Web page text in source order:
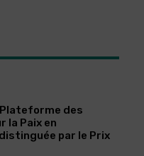
Plateforme des
la Paix en
par le Prix